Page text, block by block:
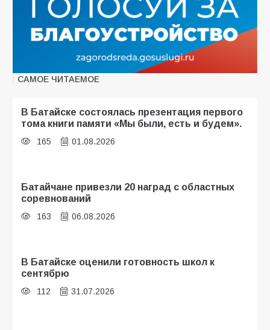
САМОЕ ЧИТАЕМОЕ
В Батайске состоялась презентация первого
тома книги памяти «Мы были, есть и будем».
165 01.08.2026
Батайчане привезли 20 наград с областных
соревнований
163 06.08.2026
В Батайске оценили готовность школ к
сентябрю
112 31.07.2026